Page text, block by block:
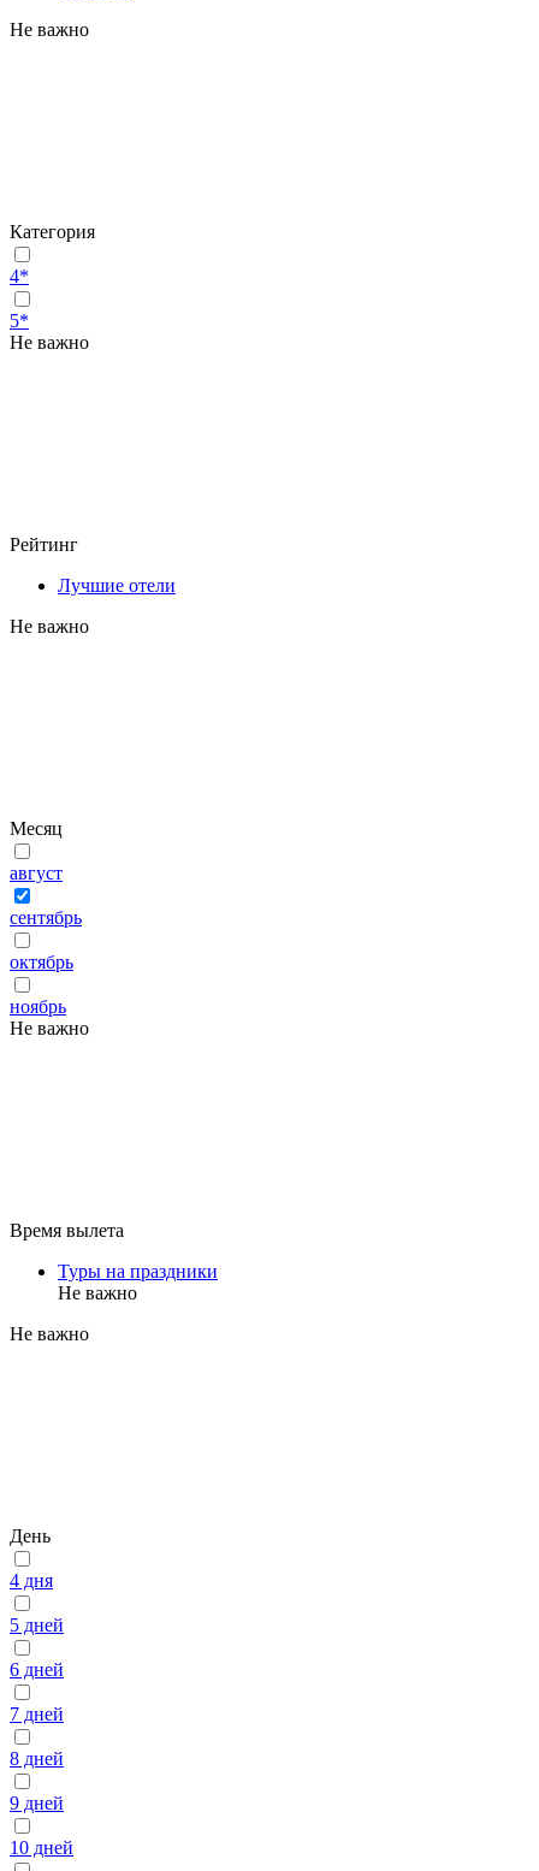
Не важно
Категория
4*
5*
Не важно
Рейтинг
Лучшие отели
Не важно
Месяц
август
сентябрь
октябрь
ноябрь
Не важно
Время вылета
Туры на праздники
Не важно
Не важно
День
4 дня
5 дней
6 дней
7 дней
8 дней
9 дней
10 дней